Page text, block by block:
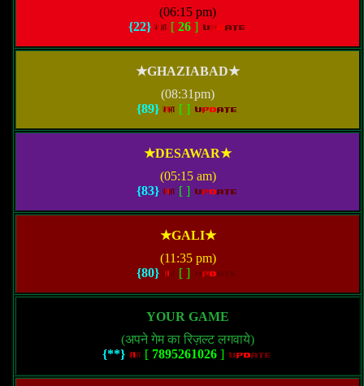
(06:15 pm)
{22}
[ 26]
★GHAZIABAD★
(08:31pm)
{89}
[ ]
★DESAWAR★
(05:15 am)
{83}
[ ]
★GALI★
(11:35 pm)
{80}
[ ]
YOUR GAME
(अपने गेम का रिज़ल्ट लगवाये)
{**}
[ 7895261026]